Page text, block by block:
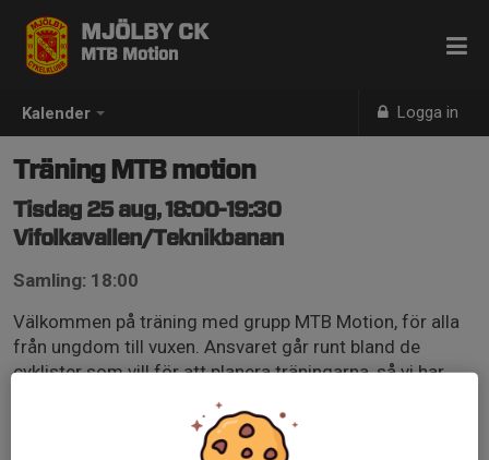
Kalender Logga in
MJÖLBY CK
MTB Motion
Träning MTB motion
Tisdag 25 aug, 18:00-19:30
Vifolkavallen/Teknikbanan
Samling: 18:00
Välkommen på träning med grupp MTB Motion, för alla
från ungdom till vuxen. Ansvaret går runt bland de
cyklister som vill för att planera träningarna, så vi har
med andra ord ingen stående ledare för att genomföra